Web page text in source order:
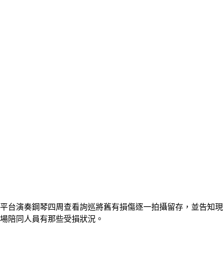
平台演奏鋼琴四周查看詢巡將舊有損傷逐一拍攝留存，並告知現
場陪同人員有那些受損狀況。